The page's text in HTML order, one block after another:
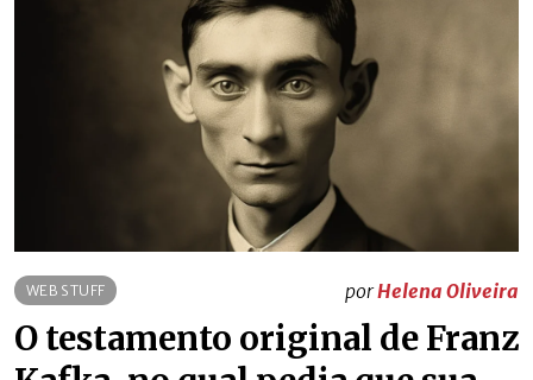
WEB STUFF porHelena Oliveira
O testamento original de Franz